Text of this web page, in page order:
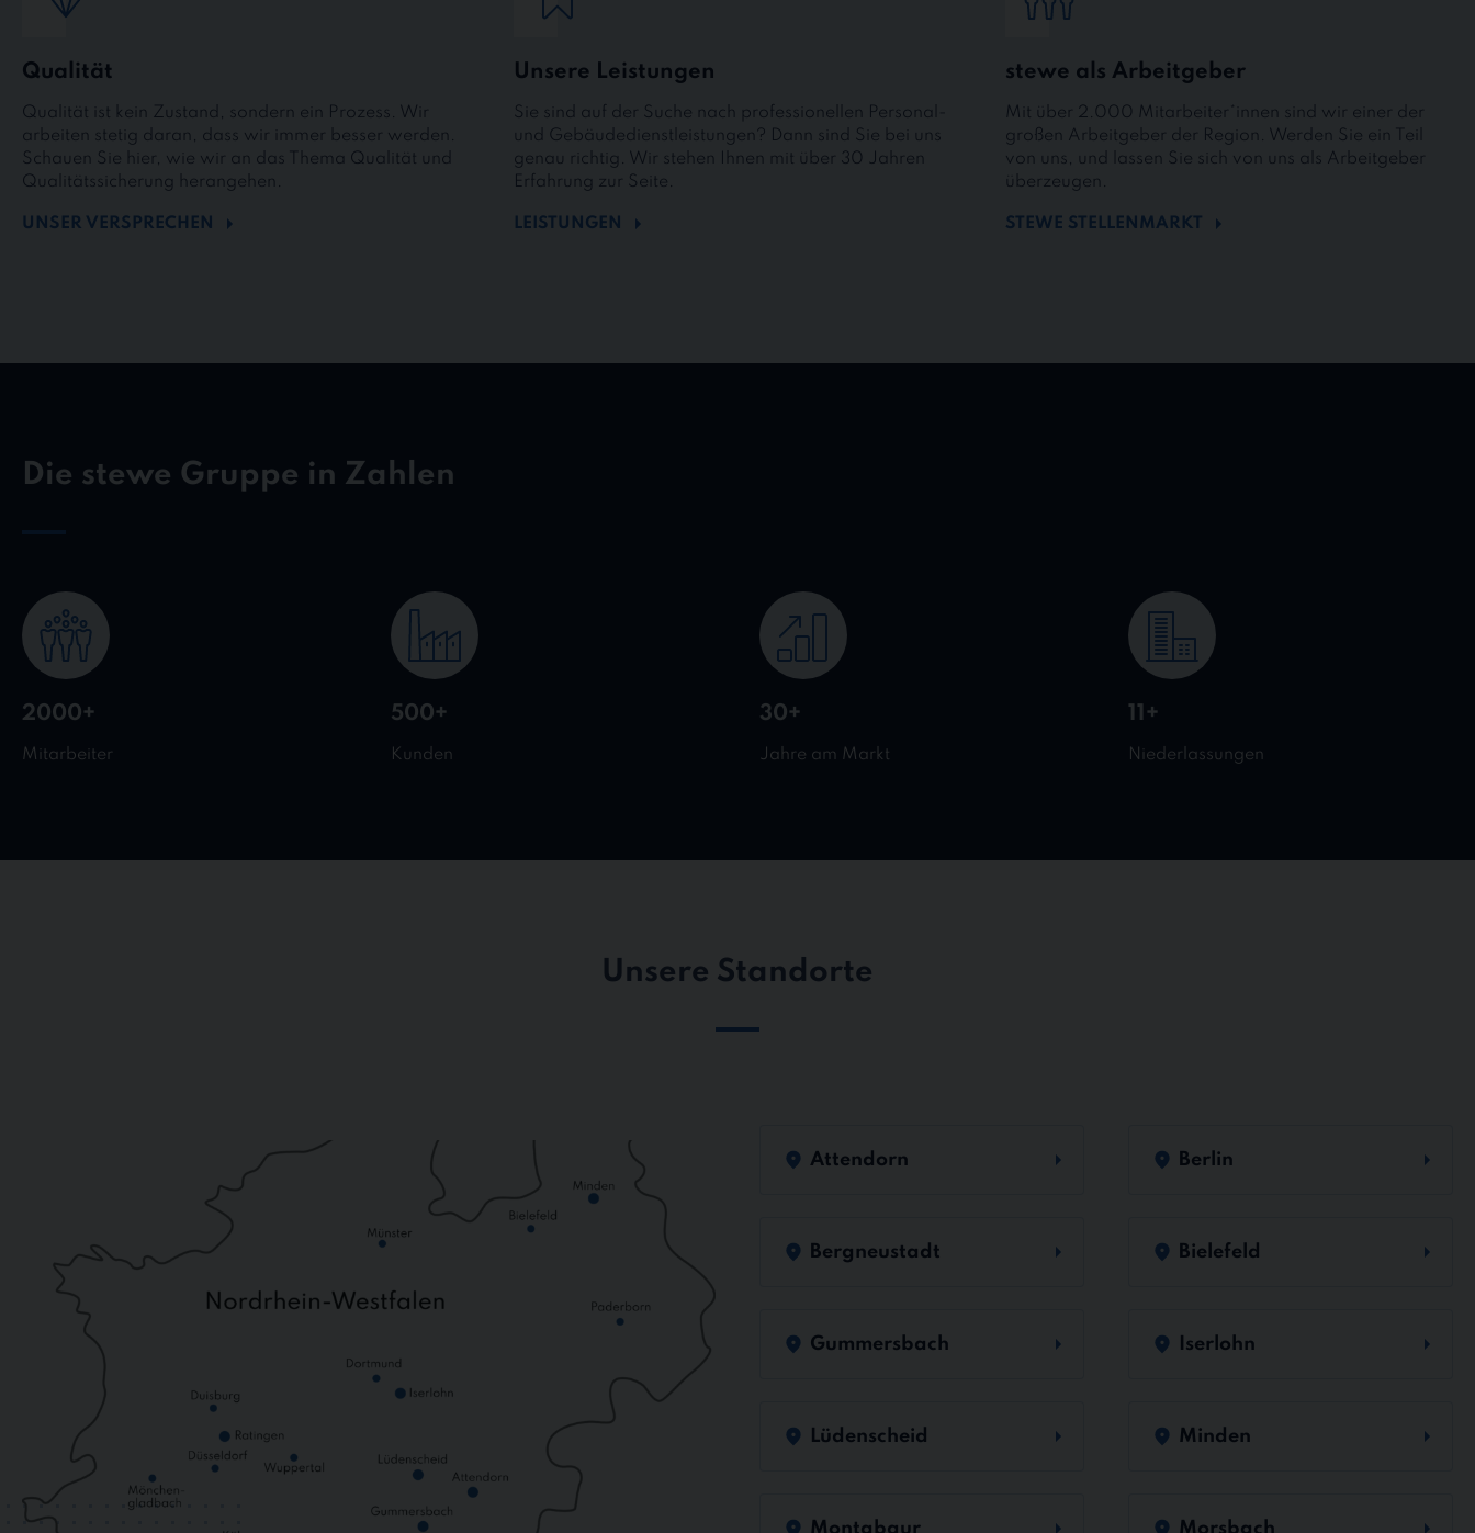
Qualität
Qualität ist kein Zustand, sondern ein Prozess. Wir
arbeiten stetig daran, dass wir immer besser werden.
Schauen Sie hier, wie wir an das Thema Qualität und
Qualitätssicherung herangehen.
UNSER VERSPRECHEN
Unsere Leistungen
Sie sind auf der Suche nach professionellen Personal-
und Gebäudedienstleistungen? Dann sind Sie bei uns
genau richtig. Wir stehen Ihnen mit über 30 Jahren
Erfahrung zur Seite.
LEISTUNGEN
stewe als Arbeitgeber
Mit über 2.000 Mitarbeiter*innen sind wir einer der
großen Arbeitgeber der Region. Werden Sie ein Teil
von uns, und lassen Sie sich von uns als Arbeitgeber
überzeugen.
STEWE STELLENMARKT
Die stewe Gruppe in Zahlen
2000+
Mitarbeiter
500+
Kunden
30+
Jahre am Markt
11+
Niederlassungen
Unsere Standorte
Attendorn Berlin
Bergneustadt Bielefeld
Gummersbach Iserlohn
Lüdenscheid Minden
Montabaur Morsbach